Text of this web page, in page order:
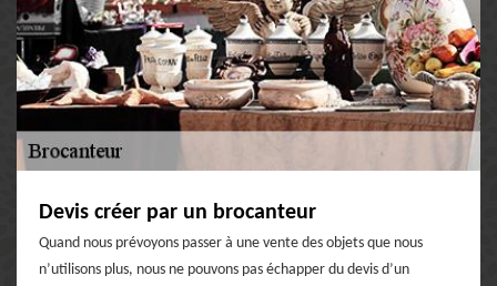
Devis créer par un brocanteur
Quand nous prévoyons passer à une vente des objets que nous
n’utilisons plus, nous ne pouvons pas échapper du devis d’un